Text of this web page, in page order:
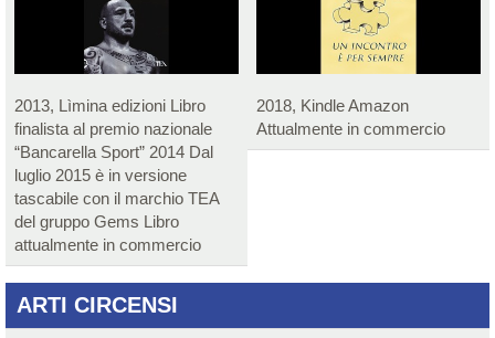
2013, Lìmina edizioni Libro
finalista al premio nazionale
“Bancarella Sport” 2014 Dal
luglio 2015 è in versione
tascabile con il marchio TEA
del gruppo Gems Libro
attualmente in commercio
2018, Kindle Amazon
Attualmente in commercio
ARTI CIRCENSI